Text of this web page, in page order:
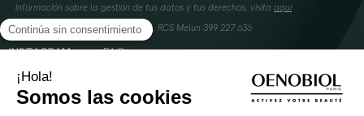
información sobre la gestión de tus datos y tus derechos, visita aquí
Cooperación farmacéutica francesa, RCS Melun 399 227 636
INSTAGRAM
TIKTOK
YOUTUBE
FAQ
DÓNDE ENCONTRAR NUESTROS PRODUCTOS